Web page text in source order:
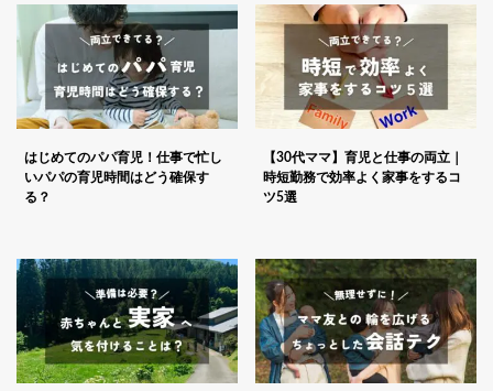
はじめてのパパ育児！仕事で忙し
いパパの育児時間はどう確保す
る？
【30代ママ】育児と仕事の両立｜
時短勤務で効率よく家事をするコ
ツ5選